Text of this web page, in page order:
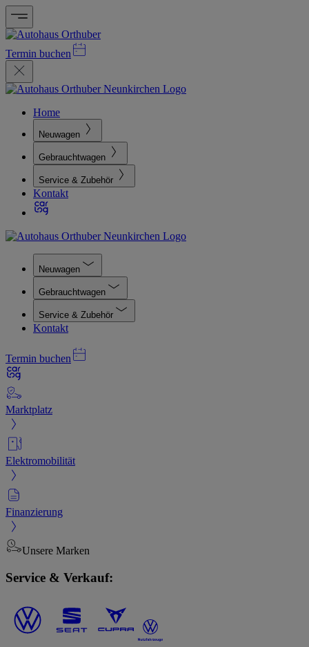
Termin buchen
Home
Neuwagen
Gebrauchtwagen
Service & Zubehör
Kontakt
Neuwagen
Gebrauchtwagen
Service & Zubehör
Kontakt
Termin buchen
Marktplatz
Elektromobilität
Finanzierung
Unsere Marken
Service & Verkauf: